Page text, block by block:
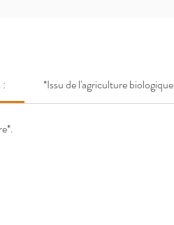
: *Issu de l'agriculture biologique